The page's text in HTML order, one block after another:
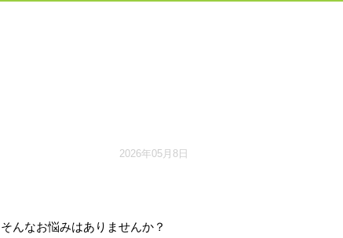
2026年05月8日
んなお悩みはありませんか？